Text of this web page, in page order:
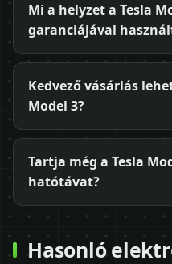
Mi a helyzet a Tesla
garanciájával
Kedvező vásárlás
Model 3?
Tartja még a Tesla
hatótávat?
Hasonló